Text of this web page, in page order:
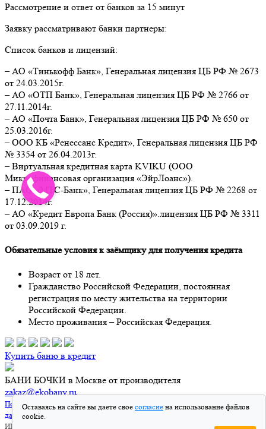
Рассмотрение и ответ от банков за 15 минут
Заявку рассматривают банки партнеры:
Список банков и лицензий:
– АО «Тинькофф Банк», Генеральная лицензия ЦБ РФ № 2673
от 24.03.2015г.
– АО «ОТП Банк», Генеральная лицензия ЦБ РФ № 2766 от
27.11.2014г.
– АО «Почта Банк», Генеральная лицензия ЦБ РФ № 650 от
25.03.2016г.
– ООО КБ «Ренессанс Кредит», Генеральная лицензия ЦБ РФ
№ 3354 от 26.04.2013г.
– Виртуальная кредитная карта KVIKU (ООО
Микрофинансовая организация «ЭйрЛоанс»).
– ПАО «МТС-Банк», Генеральная лицензия ЦБ РФ № 2268 от
17.12.2014г.
– АО «Кредит Европа Банк (Россия)».лицензия ЦБ РФ № 3311
от 03.09.2019 г.
Обязательные условия к заёмщику для получения кредита
Возраст от 18 лет.
Гражданство Российской Федерации, постоянная
регистрация по месту жительства на территории
Российской Федерации.
Место проживания – Российская Федерация.
Купить баню в кредит
БАНИ БОЧКИ в Москве от производителя
zakaz@ekobany.ru
Политика конфиденциальности|Согласие на обработку персональных
данных
ИП Лупу Иван Иванович
Оставаясь на сайте вы даете свое согласие на использование файлов
cookie.